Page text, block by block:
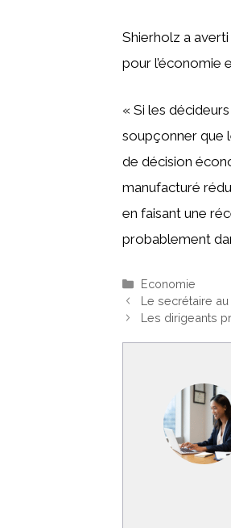
Shierholz a
pour l’économie
« Si les
soupçonner que
de décision
manufacturé
en faisant une
probablement
Catégories
Economie
Le secrétaire
Les dirigeants